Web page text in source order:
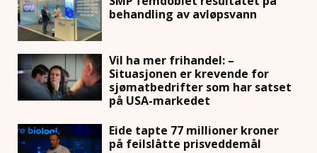
behandling av avløpsvann
Vil ha mer frihandel: –
Situasjonen er krevende for
sjømatbedrifter som har satset
på USA-markedet
Eide tapte 77 millioner kroner
på feilslåtte prisveddemål